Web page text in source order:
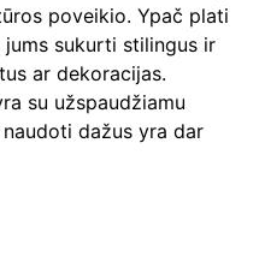
poveikio. Ypač plati
sukurti stilingus ir
ar dekoracijas.
su užspaudžiamu
dažus yra dar